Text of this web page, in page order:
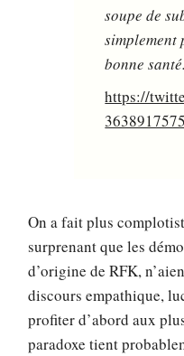
soupe de
simplement
bonne santé.
https://
On a fait plus
surprenant que les
d’origine de RFK,
discours empathique,
profiter d’abord aux
paradoxe tient